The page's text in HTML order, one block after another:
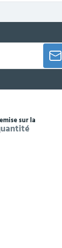
sur la